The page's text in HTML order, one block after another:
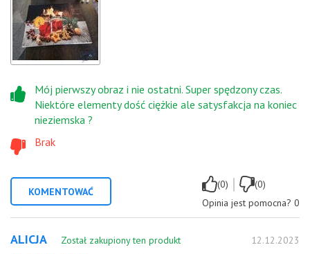
Brak
Mój pierwszy obraz i nie ostatni. Super spędzony czas.
Niektóre elementy dość ciężkie ale satysfakcja na koniec
nieziemska ?
KOMENTOWAĆ
(0) |
(0)
Opinia jest pomocna? 0
ALICJA Został zakupiony ten produkt 12.12.2023